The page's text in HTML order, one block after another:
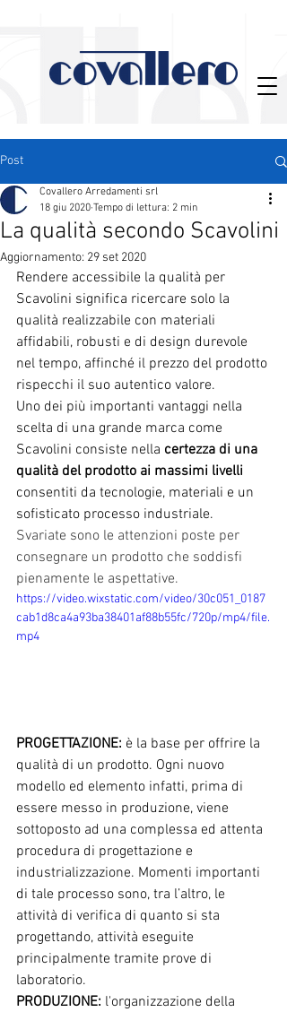
Post
La qualità secondo Scavolini
Covallero Arredamenti srl
18 giu 2020 Tempo di lettura: 2 min
Aggiornamento: 29 set 2020
Rendere accessibile la qualità per
Scavolini significa ricercare solo la
qualità realizzabile con materiali
affidabili, robusti e di design durevole
nel tempo, affinché il prezzo del prodotto
rispecchi il suo autentico valore.
Uno dei più importanti vantaggi nella
scelta di una grande marca come
Scavolini consiste nella certezza di una
qualità del prodotto ai massimi livelli
consentiti da tecnologie, materiali e un
sofisticato processo industriale.
Svariate sono le attenzioni poste per
consegnare un prodotto che soddisfi
pienamente le aspettative.
https://video.wixstatic.com/video/30c051_0187
cab1d8ca4a93ba38401af88b55fc/720p/mp4/file.
mp4
PROGETTAZIONE: è la base per offrire la
qualità di un prodotto. Ogni nuovo
modello ed elemento infatti, prima di
essere messo in produzione, viene
sottoposto ad una complessa ed attenta
procedura di progettazione e
industrializzazione. Momenti importanti
di tale processo sono, tra l’altro, le
attività di verifica di quanto si sta
progettando, attività eseguite
principalmente tramite prove di
laboratorio.
PRODUZIONE: l'organizzazione della